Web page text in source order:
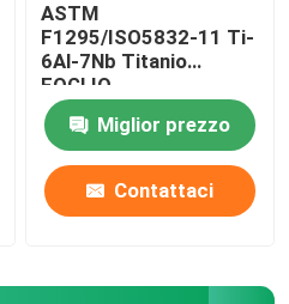
ASTM
F1295/ISO5832-11 Ti-
6Al-7Nb Titanio
FOGLIO
Miglior prezzo
Contattaci